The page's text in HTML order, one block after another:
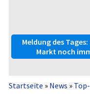
Meldung des
Markt noch
Startseite » News »